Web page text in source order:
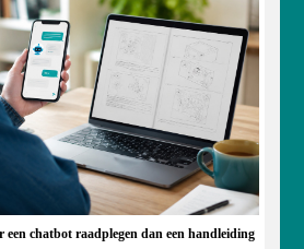
een chatbot raadplegen dan een handleiding